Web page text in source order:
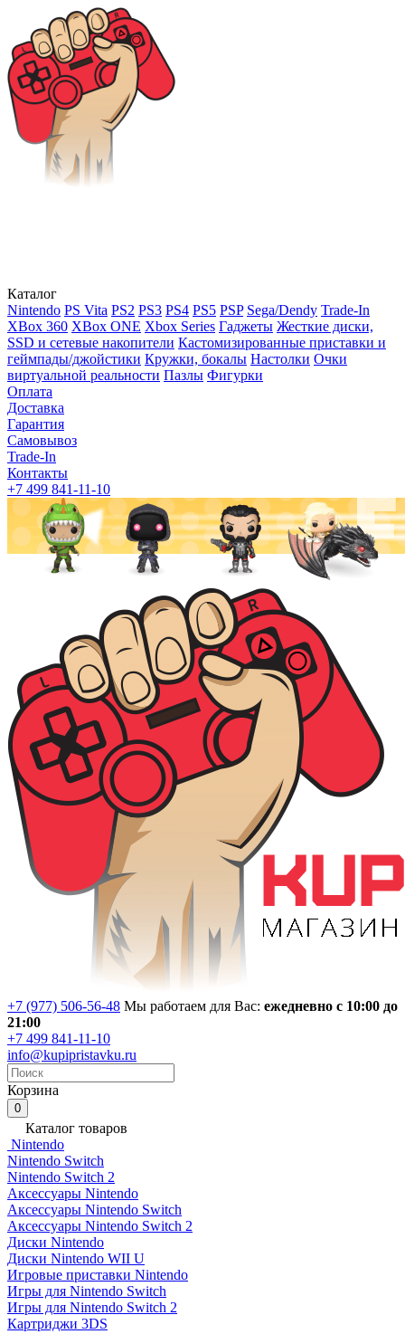
Каталог
Nintendo PS Vita PS2 PS3 PS4 PS5 PSP Sega/Dendy Trade-In
XBox 360 XBox ONE Xbox Series Гаджеты Жесткие диски,
SSD и сетевые накопители Кастомизированные приставки и
геймпады/джойстики Кружки, бокалы Настолки Очки
виртуальной реальности Пазлы Фигурки
Оплата
Доставка
Гарантия
Самовывоз
Trade-In
Контакты
+7 499 841-11-10
+7 (977) 506-56-48 Мы работаем для Вас: ежедневно с 10:00 до
21:00
+7 499 841-11-10
info@kupipristavku.ru
Корзина
0
Каталог товаров
Nintendo
Nintendo Switch
Nintendo Switch 2
Аксессуары Nintendo
Аксессуары Nintendo Switch
Аксессуары Nintendo Switch 2
Диски Nintendo
Диски Nintendo WII U
Игровые приставки Nintendo
Игры для Nintendo Switch
Игры для Nintendo Switch 2
Картриджи 3DS